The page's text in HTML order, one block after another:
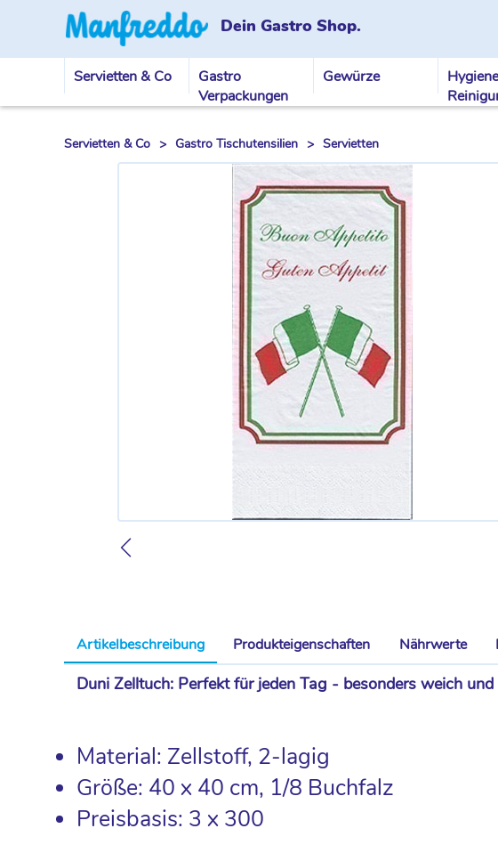
Dein Gastro Shop.
Servietten & Co
Gastro
Verpackungen
Gewürze
Servietten & Co > Gastro Tischutensilien > Servietten
Artikelbeschreibung Produkteigenschaften Nährwerte
Duni Zelltuch: Perfekt für jeden Tag - besonders weich
Material: Zellstoff, 2-lagig
Größe: 40 x 40 cm, 1/8 Buchfalz
Preisbasis: 3 x 300